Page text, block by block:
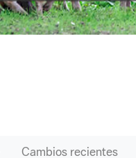
Cambios recientes